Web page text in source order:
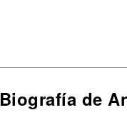
Biografía de